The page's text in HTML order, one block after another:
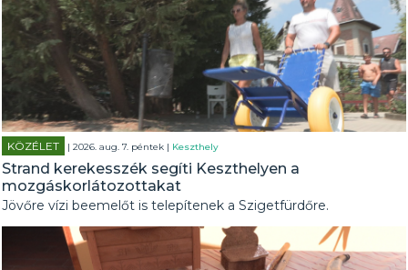
KÖZÉLET | 2026. aug. 7. péntek | Keszthely
Strand kerekesszék segíti Keszthelyen a
mozgáskorlátozottakat
Jövőre vízi beemelőt is telepítenek a Szigetfürdőre.